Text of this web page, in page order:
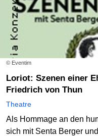
© Eventim
Loriot: Szenen einer Ehe - mit Senta Berger und
Friedrich von Thun
Theatre
Als Hommage an den
sich mit Senta Berger